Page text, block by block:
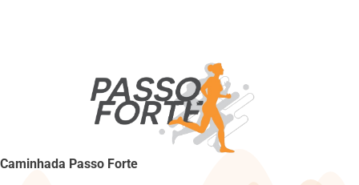
Caminhada Passo Forte